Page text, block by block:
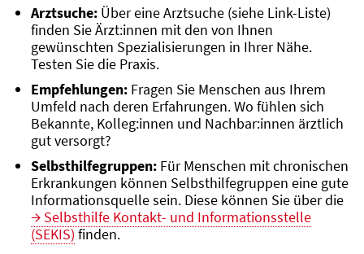
Arztsuche: Über eine Arztsuche (siehe Link-Liste)
finden Sie Ärzt:innen mit den von Ihnen
gewünschten Spezialisierungen in Ihrer Nähe.
Testen Sie die Praxis.
Empfehlungen: Fragen Sie Menschen aus Ihrem
Umfeld nach deren Erfahrungen. Wo fühlen sich
Bekannte, Kolleg:innen und Nachbar:innen ärztlich
gut versorgt?
Selbsthilfegruppen: Für Menschen mit chronischen
Erkrankungen können Selbsthilfe­gruppen eine gute
Informationsquelle sein. Diese können Sie über die
Selbsthilfe Kontakt- und Informationsstelle
(SEKIS) finden.